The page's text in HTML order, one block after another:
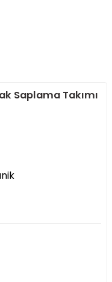
Saplama Takımı